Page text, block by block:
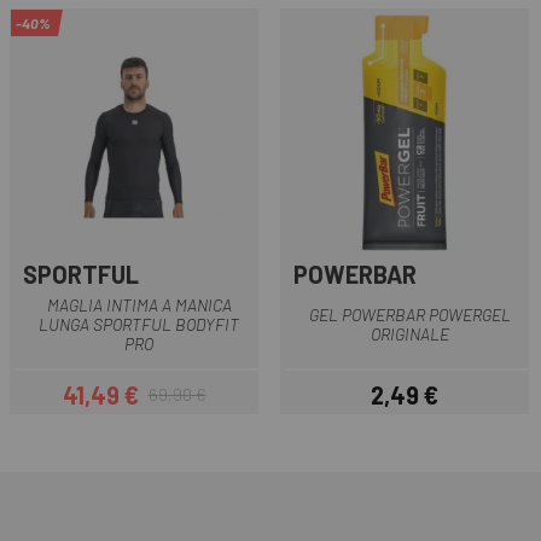
-40%
SPORTFUL
MAGLIA INTIMA A MANICA
LUNGA SPORTFUL BODYFIT
PRO
Prezzo
41,49 €Prezzo base
69,90 €
POWERBAR
GEL POWERBAR POWERGEL
ORIGINALE
Prezzo
2,49 €